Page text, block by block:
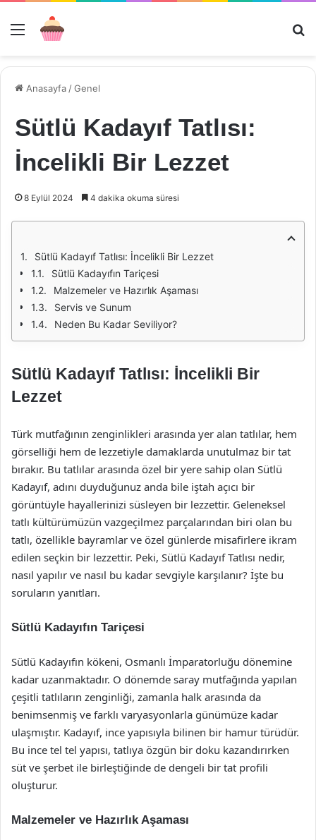
Menü
Anasayfa /Genel
Sütlü Kadayıf Tatlısı:
İncelikli Bir Lezzet
8 Eylül 2024 4 dakika okuma süresi
Sütlü Kadayıf Tatlısı: İncelikli Bir Lezzet
Sütlü Kadayıfın Tariçesi
Malzemeler ve Hazırlık Aşaması
Servis ve Sunum
Neden Bu Kadar Seviliyor?
Sütlü Kadayıf Tatlısı: İncelikli Bir
Lezzet
Türk mutfağının zenginlikleri arasında yer alan tatlılar, hem
görselliği hem de lezzetiyle damaklarda unutulmaz bir tat
bırakır. Bu tatlılar arasında özel bir yere sahip olan Sütlü
Kadayıf, adını duyduğunuz anda bile iştah açıcı bir
görüntüyle hayallerinizi süsleyen bir lezzettir. Geleneksel
tatlı kültürümüzün vazgeçilmez parçalarından biri olan bu
tatlı, özellikle bayramlar ve özel günlerde misafirlere ikram
edilen seçkin bir lezzettir. Peki, Sütlü Kadayıf Tatlısı nedir,
nasıl yapılır ve nasıl bu kadar sevgiyle karşılanır? İşte bu
soruların yanıtları.
Sütlü Kadayıfın Tariçesi
Sütlü Kadayıfın kökeni, Osmanlı İmparatorluğu dönemine
kadar uzanmaktadır. O dönemde saray mutfağında yapılan
çeşitli tatlıların zenginliği, zamanla halk arasında da
benimsenmiş ve farklı varyasyonlarla günümüze kadar
ulaşmıştır. Kadayıf, ince yapısıyla bilinen bir hamur türüdür.
Bu ince tel tel yapısı, tatlıya özgün bir doku kazandırırken
süt ve şerbet ile birleştiğinde de dengeli bir tat profili
oluşturur.
Malzemeler ve Hazırlık Aşaması